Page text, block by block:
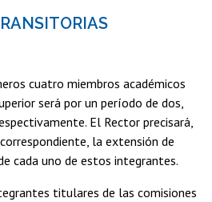
cuatro miembros académicos
será por un período de dos,
El Rector precisará,
la extensión de
cada uno de estos integrantes.
titulares de las comisiones